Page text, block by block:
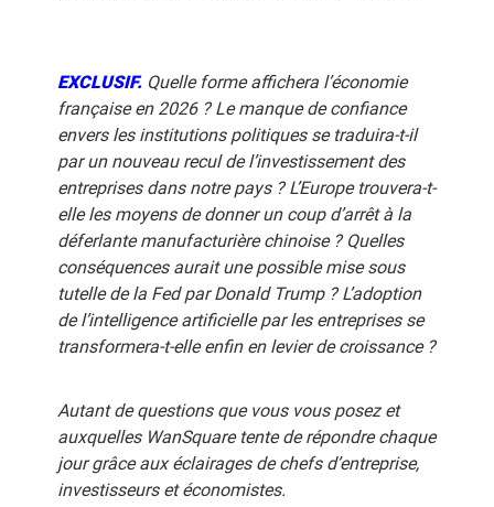
EXCLUSIF. Quelle forme affichera l’économie
française en 2026 ? Le manque de confiance
envers les institutions politiques se traduira-t-il
par un nouveau recul de l’investissement des
entreprises dans notre pays ? L’Europe trouvera-t-
elle les moyens de donner un coup d’arrêt à la
déferlante manufacturière chinoise ? Quelles
conséquences aurait une possible mise sous
tutelle de la Fed par Donald Trump ? L’adoption
de l’intelligence artificielle par les entreprises se
transformera-t-elle enfin en levier de croissance ?
Autant de questions que vous vous posez et
auxquelles WanSquare tente de répondre chaque
jour grâce aux éclairages de chefs d’entreprise,
investisseurs et économistes.